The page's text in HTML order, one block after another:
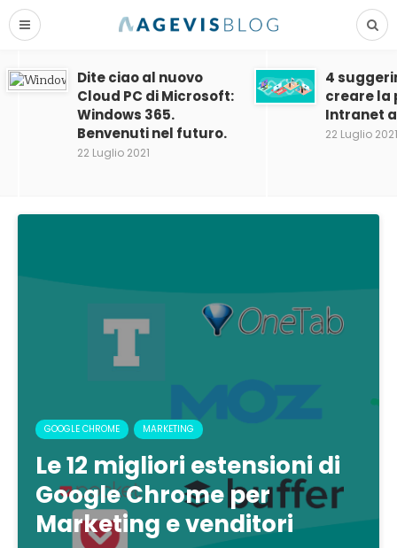
Dite ciao al nuovo
Cloud PC di Microsoft:
Windows 365.
Benvenuti nel futuro.
22 Luglio 2021
4
creare
Intranet
22 Luglio 2021
GOOGLE CHROME MARKETING
Le 12 migliori estensioni di
Google Chrome per
Marketing e venditori